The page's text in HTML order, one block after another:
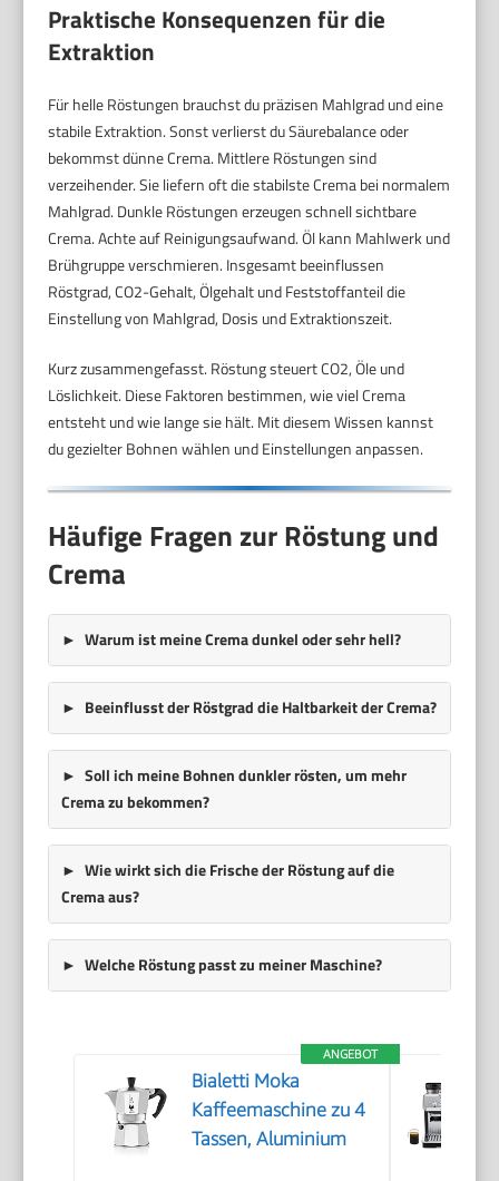
Praktische Konsequenzen für die
Extraktion
Für helle Röstungen brauchst du präzisen Mahlgrad und eine
stabile Extraktion. Sonst verlierst du Säurebalance oder
bekommst dünne Crema. Mittlere Röstungen sind
verzeihender. Sie liefern oft die stabilste Crema bei normalem
Mahlgrad. Dunkle Röstungen erzeugen schnell sichtbare
Crema. Achte auf Reinigungsaufwand. Öl kann Mahlwerk und
Brühgruppe verschmieren. Insgesamt beeinflussen
Röstgrad, CO2-Gehalt, Ölgehalt und Feststoffanteil die
Einstellung von Mahlgrad, Dosis und Extraktionszeit.
Kurz zusammengefasst. Röstung steuert CO2, Öle und
Löslichkeit. Diese Faktoren bestimmen, wie viel Crema
entsteht und wie lange sie hält. Mit diesem Wissen kannst
du gezielter Bohnen wählen und Einstellungen anpassen.
Häufige Fragen zur Röstung und
Crema
Warum ist meine Crema dunkel oder sehr hell?
Beeinflusst der Röstgrad die Haltbarkeit der Crema?
Soll ich meine Bohnen dunkler rösten, um mehr
Crema zu bekommen?
Wie wirkt sich die Frische der Röstung auf die
Crema aus?
Welche Röstung passt zu meiner Maschine?
ANGEBOT
Bialetti Moka
Kaffeemaschine zu 4
Tassen, Aluminium